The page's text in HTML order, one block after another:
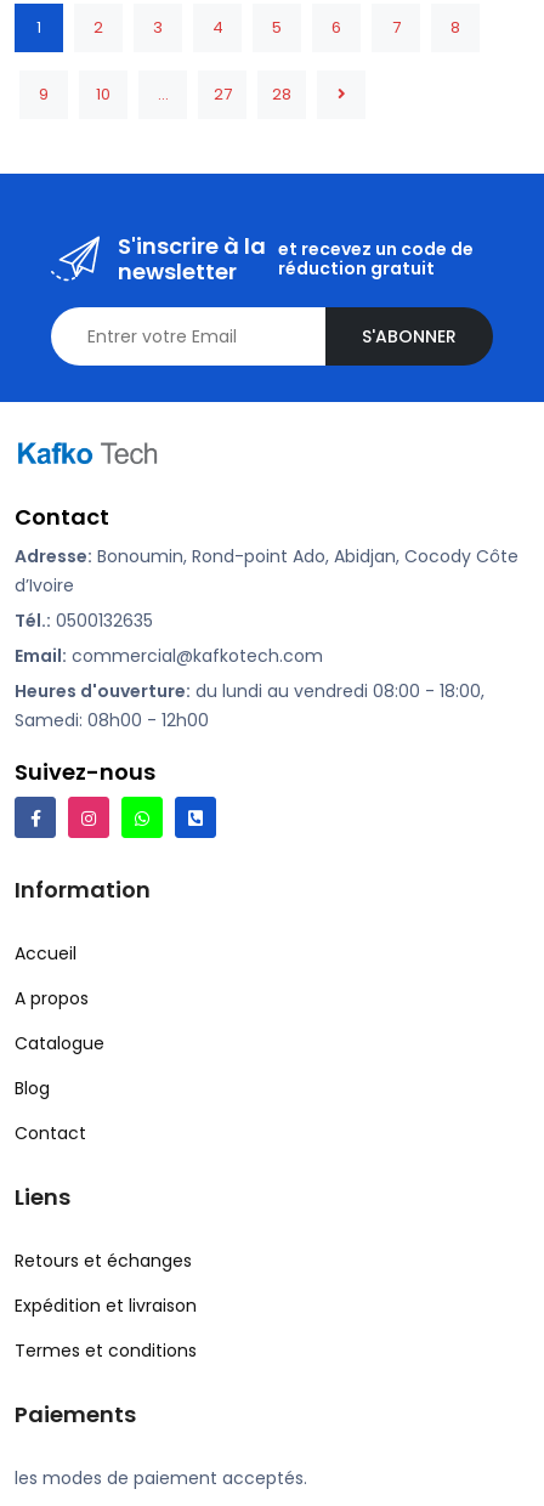
1 2 3 4 5 6 7 8
9 10 ... 27 28
S'inscrire à la
newsletter
et recevez un code de
réduction gratuit
S'ABONNER
Contact
Adresse: Bonoumin, Rond-point Ado, Abidjan, Cocody Côte
d’Ivoire
Tél.: 0500132635
Email: commercial@kafkotech.com
Heures d'ouverture: du lundi au vendredi 08:00 - 18:00,
Samedi: 08h00 - 12h00
Suivez-nous
Information
Accueil
A propos
Catalogue
Blog
Contact
Liens
Retours et échanges
Expédition et livraison
Termes et conditions
Paiements
les modes de paiement acceptés.